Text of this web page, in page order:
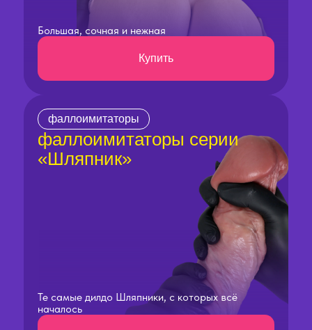
Большая, сочная и нежная
Купить
фаллоимитаторы
фаллоимитаторы серии
«Шляпник»
Те самые дилдо Шляпники, с которых всё
началось